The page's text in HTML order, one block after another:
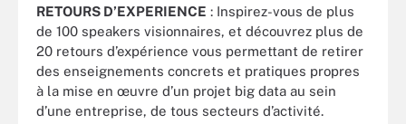
RETOURS D’EXPERIENCE : Inspirez-vous de plus
de 100 speakers visionnaires, et découvrez plus de
20 retours d’expérience vous permettant de retirer
des enseignements concrets et pratiques propres
à la mise en œuvre d’un projet big data au sein
d’une entreprise, de tous secteurs d’activité.